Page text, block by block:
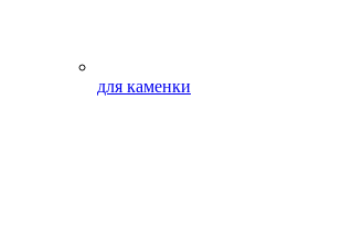
для каменки